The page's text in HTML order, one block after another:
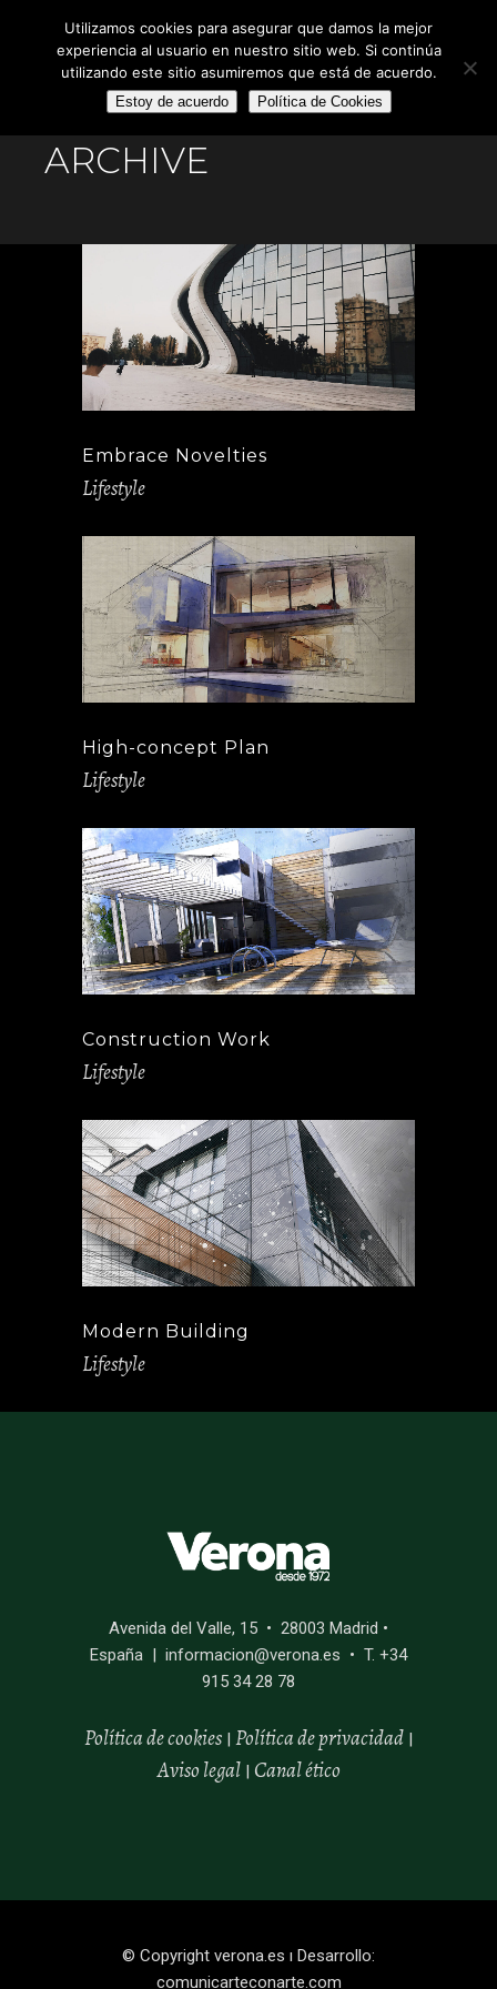
ARCHIVE
Embrace Novelties
Lifestyle
High-concept Plan
Lifestyle
Construction Work
Lifestyle
Modern Building
Lifestyle
Avenida del Valle, 15 • 28003 Madrid •
España | informacion@verona.es • T. +34
915 34 28 78
Política de cookies | Política de privacidad |
Aviso legal | Canalético
© Copyright verona.es ı Desarrollo:
comunicarteconarte.com
Utilizamos cookies para asegurar que damos la mejor
experiencia al usuario en nuestro sitio web. Si continúa
utilizando este sitio asumiremos que está de acuerdo.
Estoy de acuerdo Política de Cookies